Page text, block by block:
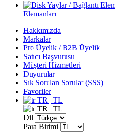
Elemanları
Hakkımızda
Markalar
Pro Üyelik / B2B Üyelik
Satıcı Başvurusu
Müşteri Hizmetleri
Duyurular
Sık Sorulan Sorular (SSS)
Favoriler
TR | TL
TR | TL
Dil
Para Birimi